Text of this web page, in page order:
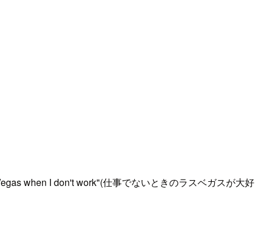
when I don't work"(仕事でないときのラスベガスが大好